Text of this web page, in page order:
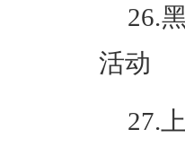
26.
活动
27.